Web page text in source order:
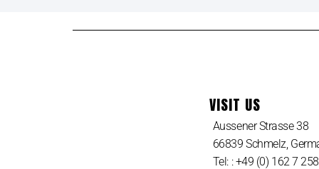
VISIT US
Aussener Strasse 38
66839 Schmelz,
Tel: : +49 (0) 162 7